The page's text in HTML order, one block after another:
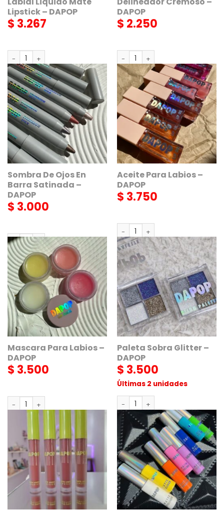
Lipstick – DAPOP
$ 3.267
Labial Liquido Mate Lipstick - DAPOP cantidad
AGREGAR
DAPOP
$ 2.250
Delineador Cremoso - DAPOP
AGREGAR
Sombra De Ojos En
Barra Satinada –
DAPOP
$ 3.000
Sombra De Ojos En Barra Satinada - DAPOP cantidad
AGREGAR
Aceite Para Labios –
DAPOP
$ 3.750
Aceite Para Labios - DAPOP
AGREGAR
Mascara Para Labios –
DAPOP
$ 3.500
Mascara Para Labios - DAPOP cantidad
AGREGAR
Paleta Sobra Glitter –
DAPOP
$ 3.500
Últimas 2 unidades
Paleta Sobra Glitter - DAPOP
AGREGAR